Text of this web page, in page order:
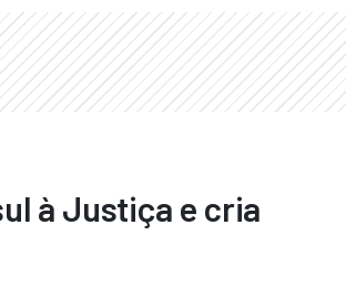
à Justiça e cria